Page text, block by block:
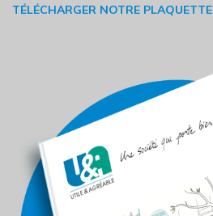
TÉLÉCHARGER NOTRE PLAQUETTE